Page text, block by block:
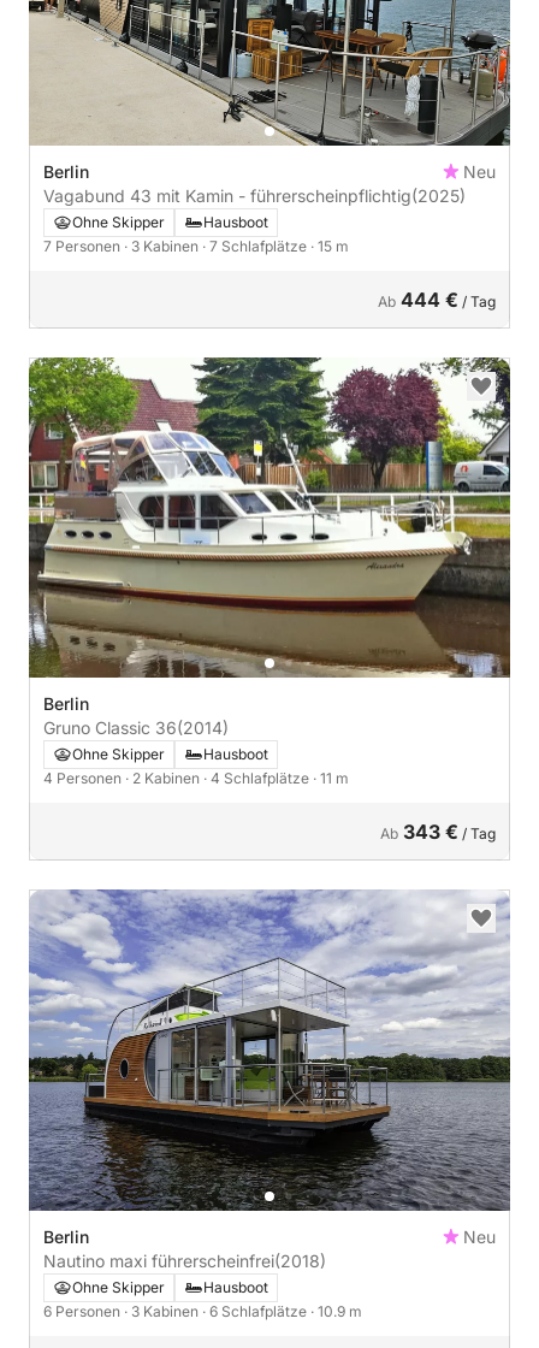
Berlin
Neu
Vagabund 43 mit Kamin - führerscheinpflichtig(2025)
Ohne Skipper
Hausboot
7 Personen · 3 Kabinen · 7 Schlafplätze · 15 m
Ab 444 € / Tag
Berlin
Gruno Classic 36(2014)
Ohne Skipper
Hausboot
4 Personen · 2 Kabinen · 4 Schlafplätze · 11 m
Ab 343 € / Tag
Berlin
Neu
Nautino maxi führerscheinfrei(2018)
Ohne Skipper
Hausboot
6 Personen · 3 Kabinen · 6 Schlafplätze · 10.9 m